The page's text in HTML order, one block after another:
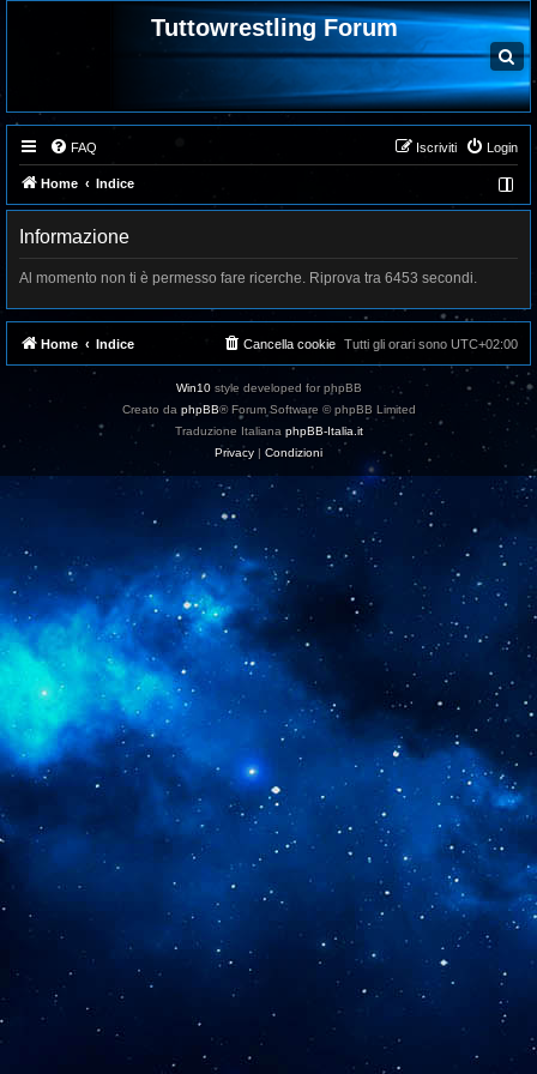
Tuttowrestling Forum
C
e
r
c
a
FAQ Login
Iscriviti
Home Indice
Informazione
Al momento non ti è permesso fare ricerche. Riprova tra 6453 secondi.
Home Indice Tutti gli orari sono UTC+02:00
Cancella cookie
Win10style developed for phpBB
Creato da phpBB® Forum Software © phpBB Limited
Traduzione Italiana phpBB-Italia.it
Privacy | Condizioni